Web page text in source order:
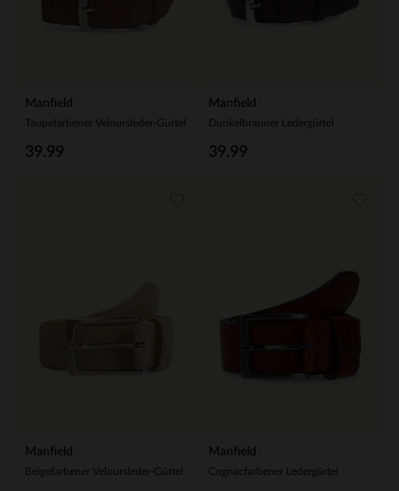
Manfield
Taupefarbener Veloursleder-Gürtel
39.99
Manfield
Dunkelbrauner Ledergürtel
39.99
Manfield
Beigefarbener Veloursleder-Gürtel
Manfield
Cognacfarbener Ledergürtel